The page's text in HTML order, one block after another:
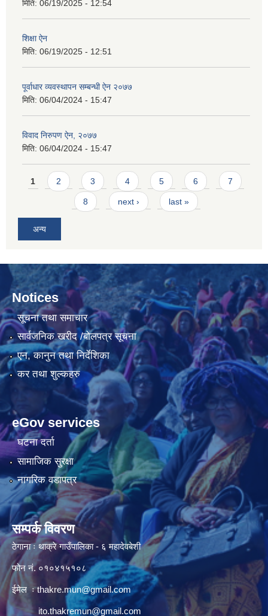
मिति: 06/19/2025 - 12:54
शिक्षा ऐन
मिति: 06/19/2025 - 12:51
पूर्वाधार व्यवस्थापन सम्बन्धी ऐन २०७७
मिति: 06/04/2024 - 15:47
विवाद निरुपण ऐन, २०७७
मिति: 06/04/2024 - 15:47
Pages
1 2 3 4 5 6 7
8 next › last »
अन्य
Notices
सूचना तथा समाचार
सार्वजनिक खरीद /बोलपत्र सूचना
एन, कानुन तथा निर्देशिका
कर तथा शुल्कहरु
eGov services
घटना दर्ता
सामाजिक सुरक्षा
नागरिक वडापत्र
सम्पर्क विवरण
ठेगाना ः थाक्रे गाउँपालिका - ६ महादेवबेशी
फोन नं. ०१०४१५१०८
ईमेल ःthakre.mun@gmail.com
ito.thakremun@gmail.com